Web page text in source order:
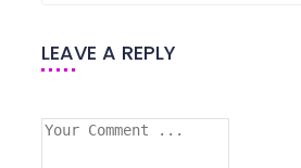
LEAVE A REPLY